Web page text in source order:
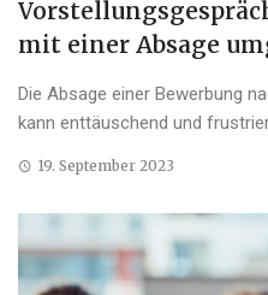
mit einer Absage
Die Absage einer Bewerbung
kann enttäuschend und
19. September 2023